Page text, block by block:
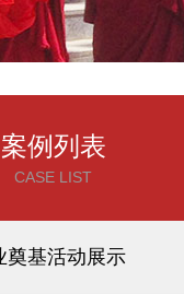
案例列表
CASE LIST
奠基活动展示